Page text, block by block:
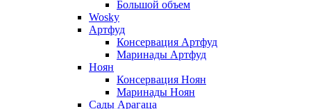
Большой объем
Wosky
Артфуд
Консервация Артфуд
Маринады Артфуд
Ноян
Консервация Ноян
Маринады Ноян
Сады Арагаца